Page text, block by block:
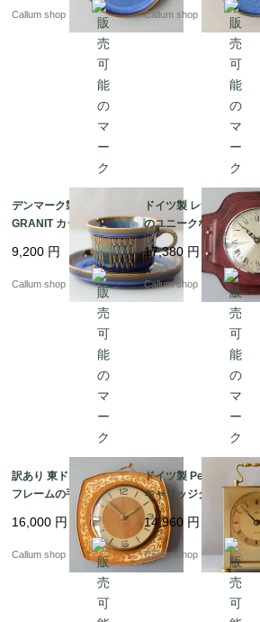
貨 ヴィンテージ アンテ
Callum shop
貨 ヴィンテージ アンテ
Callum shop
デンマーク製 SOHOLM
GRANIT カップ＆ソー
サー スーホルム グラニ
ット 北欧食器 北欧雑貨
ヴィンテージ アンティ
9,200 円
Callum shop
ドイツ製 レザータッチ
のユニークなフレーム
壁時計 壁掛け時計 アン
ティーク ヴィンテージ
_260724 ic0133
17,380 円
Callum shop
訳あり 東ドイツ製 木製
フレームの手巻き 壁時
計 吊り下げ式 ウッド
クロック 壁掛け時計 ヴ
ィンテージ_260724 ic
16,000 円
Callum shop
ドイツ製 Peter 真鍮の
キャリッジクロック 置
き時計 枕時計 デスクク
ロック ミッドセンチュ
リー ヴィンテージ_260
724 ic0129
14,960 円
Callum shop